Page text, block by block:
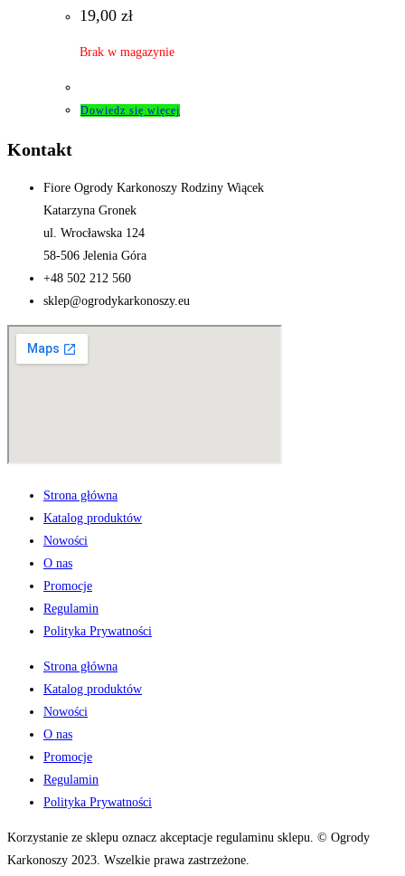
19,00 zł
Brak w magazynie
Dowiedz się więcej
Kontakt
Fiore Ogrody Karkonoszy Rodziny Wiącek
Katarzyna Gronek
ul. Wrocławska 124
58-506 Jelenia Góra
+48 502 212 560
sklep@ogrodykarkonoszy.eu
Strona główna
Katalog produktów
Nowości
O nas
Promocje
Regulamin
Polityka Prywatności
Strona główna
Katalog produktów
Nowości
O nas
Promocje
Regulamin
Polityka Prywatności
Korzystanie ze sklepu oznacz akceptacje regulaminu sklepu. © Ogrody
Karkonoszy 2023. Wszelkie prawa zastrzeżone.